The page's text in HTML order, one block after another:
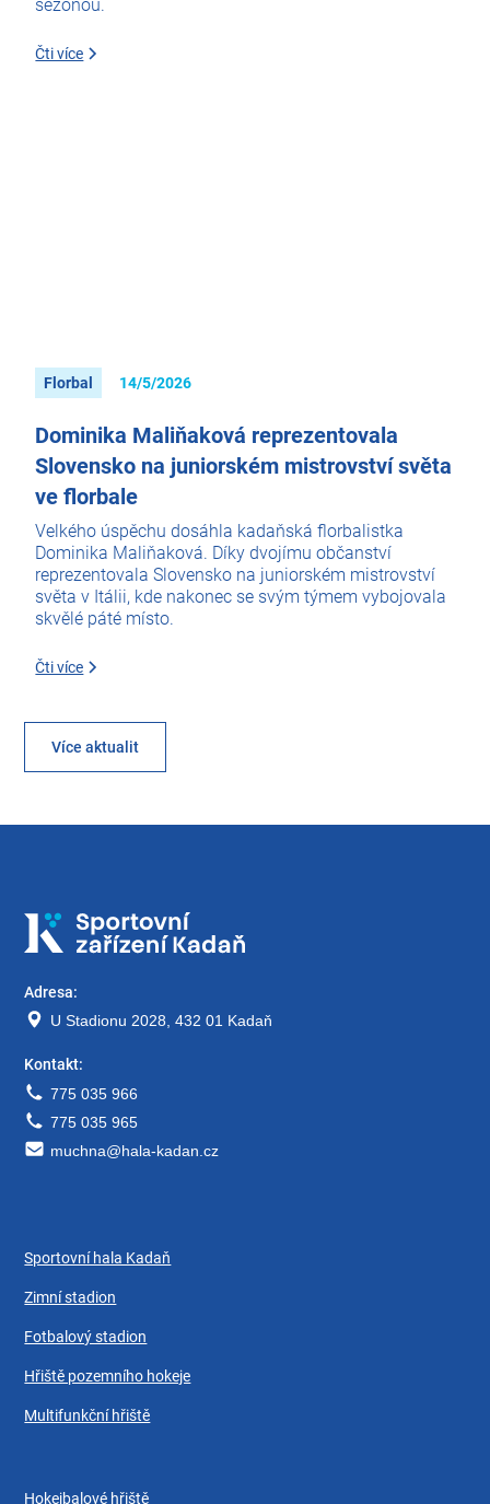
sezonou.
Čti více
Florbal 14/5/2026
Dominika Maliňaková reprezentovala
Slovensko na juniorském mistrovství světa
ve florbale
Velkého úspěchu dosáhla kadaňská florbalistka
Dominika Maliňaková. Díky dvojímu občanství
reprezentovala Slovensko na juniorském mistrovství
světa v Itálii, kde nakonec se svým týmem vybojovala
skvělé páté místo.
Čti více
Více aktualit
Adresa:
U Stadionu 2028, 432 01 Kadaň
Kontakt:
775 035 966
775 035 965
muchna@hala-kadan.cz
Sportovní hala Kadaň
Zimní stadion
Fotbalový stadion
Hřiště pozemního hokeje
Multifunkční hřiště
Hokejbalové hřiště